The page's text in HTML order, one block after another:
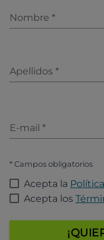
Nombre *
Apellidos *
E-mail *
* Campos obligatorios
Acepta la
Acepta los